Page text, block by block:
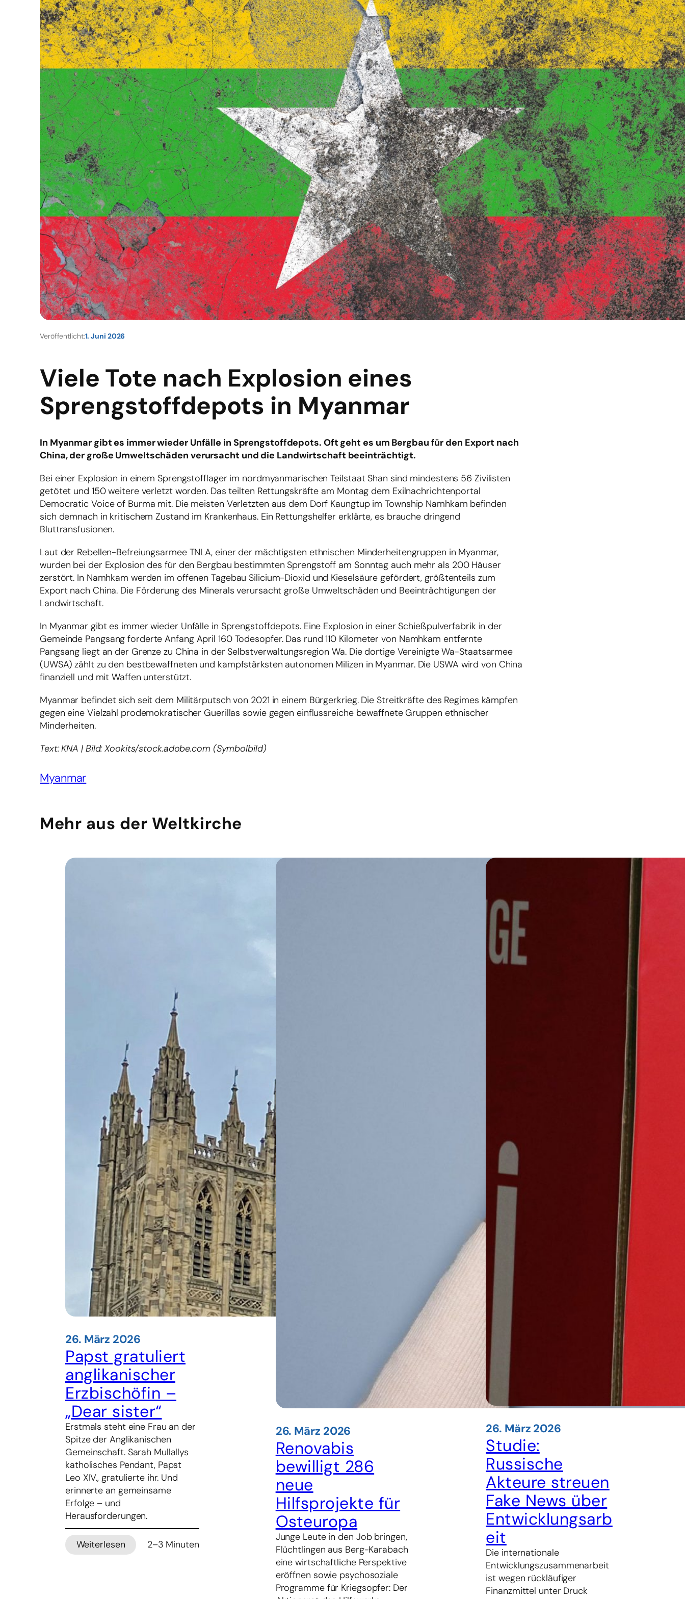
Veröffentlicht:1. Juni 2026
Viele Tote nach Explosion eines
Sprengstoffdepots in Myanmar
In Myanmar gibt es immer wieder Unfälle in Sprengstoffdepots. Oft geht es um Bergbau für den Export nach
China, der große Umweltschäden verursacht und die Landwirtschaft beeinträchtigt.
Bei einer Explosion in einem Sprengstofflager im nordmyanmarischen Teilstaat Shan sind mindestens 56 Zivilisten
getötet und 150 weitere verletzt worden. Das teilten Rettungskräfte am Montag dem Exilnachrichtenportal
Democratic Voice of Burma mit. Die meisten Verletzten aus dem Dorf Kaungtup im Township Namhkam befinden
sich demnach in kritischem Zustand im Krankenhaus. Ein Rettungshelfer erklärte, es brauche dringend
Bluttransfusionen.
Laut der Rebellen-Befreiungsarmee TNLA, einer der mächtigsten ethnischen Minderheitengruppen in Myanmar,
wurden bei der Explosion des für den Bergbau bestimmten Sprengstoff am Sonntag auch mehr als 200 Häuser
zerstört. In Namhkam werden im offenen Tagebau Silicium-Dioxid und Kieselsäure gefördert, größtenteils zum
Export nach China. Die Förderung des Minerals verursacht große Umweltschäden und Beeinträchtigungen der
Landwirtschaft.
In Myanmar gibt es immer wieder Unfälle in Sprengstoffdepots. Eine Explosion in einer Schießpulverfabrik in der
Gemeinde Pangsang forderte Anfang April 160 Todesopfer. Das rund 110 Kilometer von Namhkam entfernte
Pangsang liegt an der Grenze zu China in der Selbstverwaltungsregion Wa. Die dortige Vereinigte Wa-Staatsarmee
(UWSA) zählt zu den bestbewaffneten und kampfstärksten autonomen Milizen in Myanmar. Die USWA wird von China
finanziell und mit Waffen unterstützt.
Myanmar befindet sich seit dem Militärputsch von 2021 in einem Bürgerkrieg. Die Streitkräfte des Regimes kämpfen
gegen eine Vielzahl prodemokratischer Guerillas sowie gegen einflussreiche bewaffnete Gruppen ethnischer
Minderheiten.
Text: KNA | Bild: Xookits/stock.adobe.com (Symbolbild)
Myanmar
Mehr aus der Weltkirche
26. März 2026
Papst gratuliert
anglikanischer
Erzbischöfin –
„Dear sister“
Erstmals steht eine Frau an der
Spitze der Anglikanischen
Gemeinschaft. Sarah Mullallys
katholisches Pendant, Papst
Leo XIV., gratulierte ihr. Und
erinnerte an gemeinsame
Erfolge – und
Herausforderungen.
Weiterlesen
:
2–3 Minuten
26. März 2026
Renovabis
bewilligt 286
neue
Hilfsprojekte für
Osteuropa
Junge Leute in den Job bringen,
Flüchtlingen aus Berg-Karabach
eine wirtschaftliche Perspektive
eröffnen sowie psychosoziale
Programme für Kriegsopfer: Der
26. März 2026
Studie:
Russische
Akteure streuen
Fake News über
Entwicklungsarb
eit
Die internationale
Entwicklungszusammenarbeit
ist wegen rückläufiger
Finanzmittel unter Druck